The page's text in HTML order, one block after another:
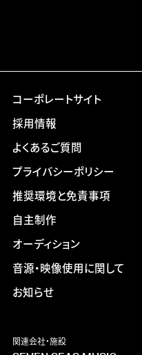
コーポレートサイト
採用情報
よくあるご質問
プライバシーポリシー
推奨環境と免責事項
自主制作
オーディション
音源・映像使用に関して
お知らせ
関連会社・施設